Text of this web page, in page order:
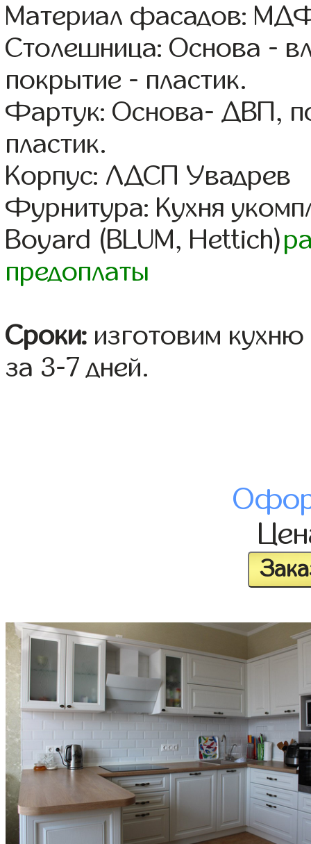
Материал фасадов:
Столешница: Основа -
покрытие - пластик.
Фартук: Основа- ДВП,
пластик.
Корпус: ЛДСП Увадрев
Фурнитура: Кухня
Boyard (BLUM, Hettich)
предоплаты
Сроки: изготовим
за 3-7 дней.